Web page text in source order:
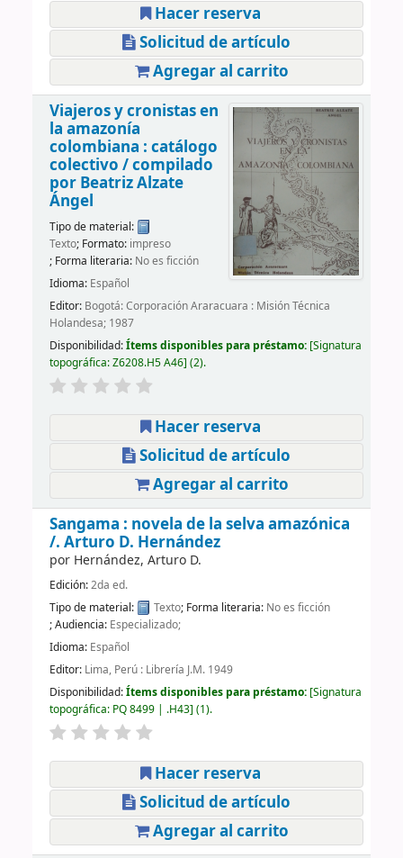
Hacer reserva
Solicitud de artículo
Agregar al carrito
Viajeros y cronistas en
la amazonía
colombiana : catálogo
colectivo /compilado
por Beatriz Alzate
Ángel
Tipo de material:
Texto; Formato: impreso
; Forma literaria: No es ficción
Idioma: Español
Editor: Bogotá: Corporación Araracuara : Misión Técnica
Holandesa; 1987
Disponibilidad:Ítems disponibles para préstamo: Signatura
topográfica:Z6208.H5 A46 (2).
Hacer reserva
Solicitud de artículo
Agregar al carrito
Sangama : novela de la selva amazónica
/. Arturo D. Hernández
por Hernández, Arturo D.
Edición:2da ed.
Tipo de material:
Texto; Forma literaria: No es ficción
; Audiencia: Especializado;
Idioma: Español
Editor: Lima, Perú : Librería J.M. 1949
Disponibilidad:Ítems disponibles para préstamo: Signatura
topográfica: PQ 8499 | .H43 (1).
Hacer reserva
Solicitud de artículo
Agregar al carrito